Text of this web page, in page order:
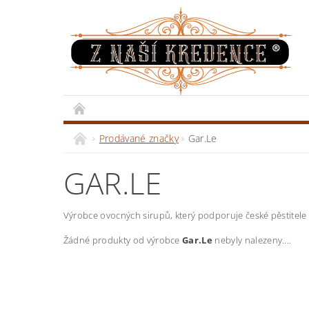
Prodávané značky Gar.Le
GAR.LE
Výrobce ovocných sirupů, který podporuje české
Žádné produkty od výrobceGar.Le nebyly nalezeny....